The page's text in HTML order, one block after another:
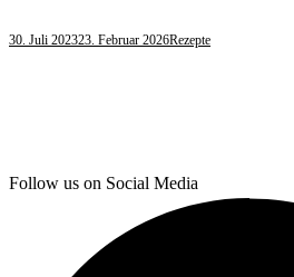
30. Juli 202323. Februar 2026Rezepte
Follow us on Social Media